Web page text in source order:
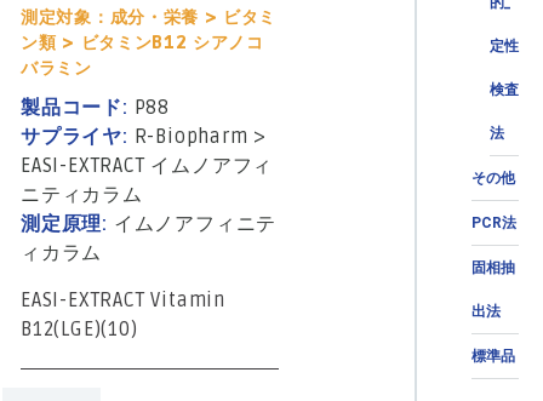
定性
検査
法
その他
PCR法
固相抽
出法
標準品
測定対象：成分・栄養 > ビタミ
ン類 > ビタミンB12 シアノコ
バラミン
製品コード: P88
サプライヤ: R-Biopharm >
EASI-EXTRACT イムノアフィ
ニティカラム
測定原理: イムノアフィニテ
ィカラム
EASI-EXTRACT Vitamin
B12(LGE)(10)